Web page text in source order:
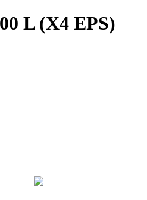
L (X4 EPS)